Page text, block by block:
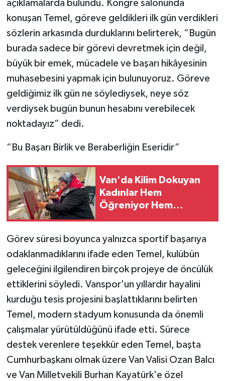
açıklamalarda bulundu. Kongre salonunda
konuşan Temel, göreve geldikleri ilk gün verdikleri
sözlerin arkasında durduklarını belirterek, “Bugün
burada sadece bir görevi devretmek için değil,
büyük bir emek, mücadele ve başarı hikâyesinin
muhasebesini yapmak için bulunuyoruz. Göreve
geldiğimiz ilk gün ne söylediysek, neye söz
verdiysek bugün bunun hesabını verebilecek
noktadayız” dedi.
“Bu Başarı Birlik ve Beraberliğin Eseridir”
Van'da Kilim Dokuyan
Kadınlar Hem
Öğreniyor Hem
Görev süresi boyunca yalnızca sportif başarıya
odaklanmadıklarını ifade eden Temel, kulübün
geleceğini ilgilendiren birçok projeye de öncülük
ettiklerini söyledi. Vanspor'un yıllardır hayalini
kurduğu tesis projesini başlattıklarını belirten
Temel, modern stadyum konusunda da önemli
çalışmalar yürütüldüğünü ifade etti. Sürece
destek verenlere teşekkür eden Temel, başta
Cumhurbaşkanı olmak üzere Van Valisi Ozan Balcı
ve Van Milletvekili Burhan Kayatürk'e özel